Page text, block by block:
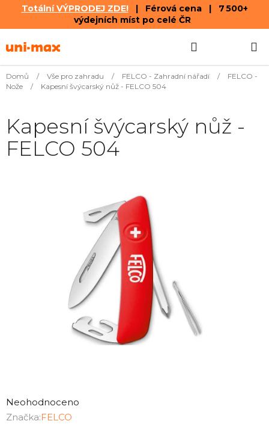
Totální VÝPRODEJ ZDE!| Férová cena | 7 500+
výdejních míst po celé ČR
na
KOŠÍK
Domů / Vše pro zahradu / FELCO - Zahradní nářadí /
FELCO -
Nože
/ Kapesní švýcarský nůž - FELCO 504
hodnocení
produktu
Neohodnoceno
Značka:FELCO
Kapesní švýcarský nůž -
FELCO 504